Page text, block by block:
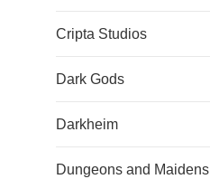
Cripta Studios
Dark Gods
Darkheim
Dungeons and Maidens